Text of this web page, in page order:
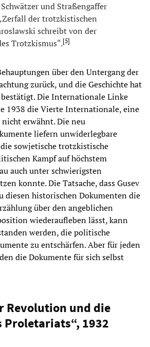
und Straßengaffer
der trotzkistischen
schreibt von der
Trotzkismus“.[5]
über den Untergang der
zurück, und die Geschichte hat
Die Internationale Linke
1938 die Vierte Internationale, eine
nicht erwähnt. Die neu
liefern unwiderlegbare
die sowjetische trotzkistische
Kampf auf höchstem
auch unter schwierigsten
konnte. Die Tatsache, dass Gusev
diesen historischen Dokumenten die
über den angeblichen
wiederaufleben lässt, kann
werden, die politische
zu entschärfen. Aber für jeden
die Dokumente für sich selbst
Revolution und die
Proletariats“, 1932